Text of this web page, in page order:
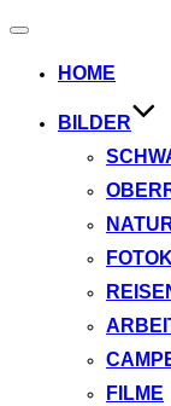
Navigation
HOME
BILDER
FILME